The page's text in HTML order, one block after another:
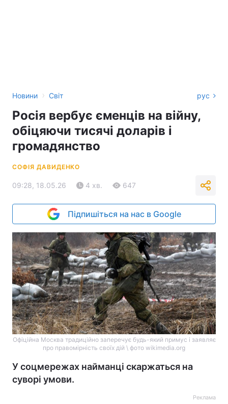
Новини › Світ рус
Росія вербує єменців на війну,
обіцяючи тисячі доларів і
громадянство
СОФІЯ ДАВИДЕНКО
09:28, 18.05.26 4 хв. 647
Підпишіться на нас в Google
Офіційна Москва традиційно заперечує будь-який примус і заявляє
про правомірність своїх дій \ фото wikimedia.org
У соцмережах найманці скаржаться на
суворі умови.
Реклама